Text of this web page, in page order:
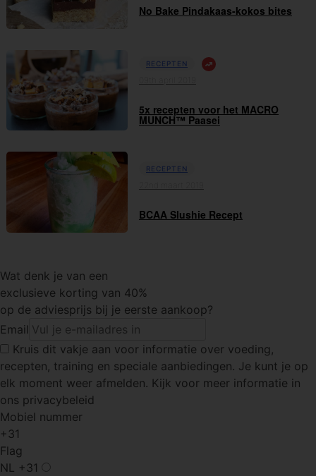
No Bake Pindakaas-kokos bites
RECEPTEN
5x recepten voor het MACRO
MUNCH™ Paasei
RECEPTEN
BCAA Slushie Recept
Wat denk je van een
exclusieve korting van 40%
op de adviesprijs bij je eerste aankoop?
Email
Kruis dit vakje aan voor informatie over voeding,
recepten, training en speciale aanbiedingen. Je kunt je op
elk moment weer afmelden. Kijk voor meer informatie in
ons privacybeleid
Mobiel nummer
+31
Flag
NL +31